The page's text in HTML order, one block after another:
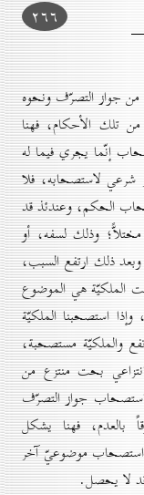
۲٦٦
من جواز التصرّف ونحوه
تلك الأحكام، فهنا
إنّما يجري فيما له
شرعي لاستصحابه، فلا
الحكم، وعندئذ قد
وذلك لسفه، أو
ذلك ارتفع السبب،
الملكيّة هي الموضوع
استصحبنا الملكيّة
والملكيّة مستصحبة،
بحت منتزع من
جواز التصرّف
بالعدم، فهنا يشكل
استصحاب موضوعيّ آخر
لا يحصل.